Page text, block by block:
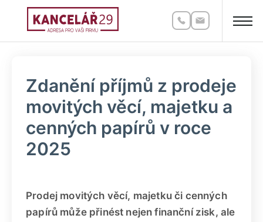
Zdanění příjmů z prodeje
movitých věcí, majetku a
cenných papírů v roce
2025
Prodej movitých věcí, majetku či cenných
papírů může přinést nejen finanční zisk, ale